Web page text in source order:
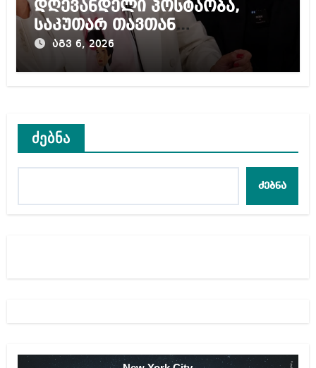
დღევანდელი პოსტაობა,
საკუთარ თავთან
შეგარცხვენთ – ეკა კუპატაძე
ნანუკა ჟორჟოლიანს
აგვ 6, 2026
ძებნა
ძებნა